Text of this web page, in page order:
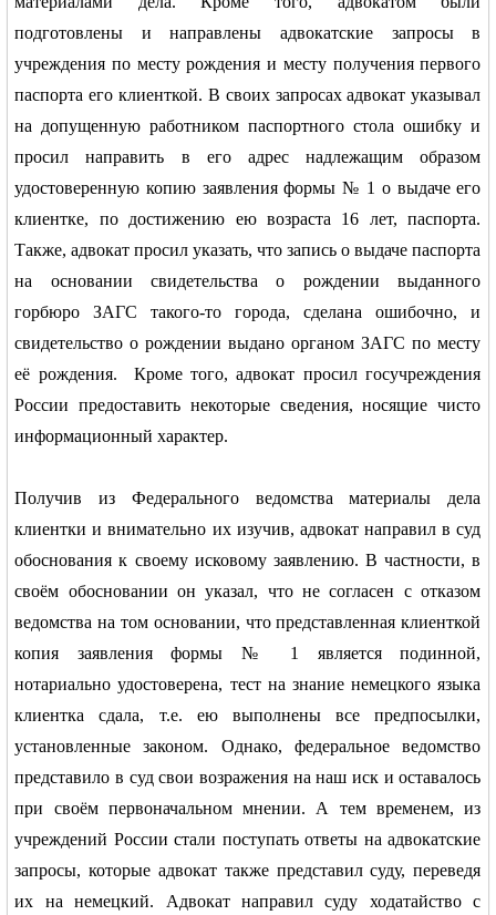
подготовлены и направлены адвокатские запросы в
учреждения по месту рождения и месту получения первого
паспорта его клиенткой. В своих запросах адвокат указывал
на допущенную работником паспортного стола ошибку и
просил направить в его адрес надлежащим образом
удостоверенную копию заявления формы № 1 о выдаче его
клиентке, по достижению ею возраста 16 лет, паспорта.
Также, адвокат просил указать, что запись о выдаче паспорта
на основании свидетельства о рождении выданного
горбюро ЗАГС такого-то города, сделана ошибочно, и
свидетельство о рождении выдано органом ЗАГС по месту
её рождения.
Кроме того, адвокат просил госучреждения
России предоставить некоторые сведения, носящие чисто
информационный характер.
Получив из Федерального ведомства материалы дела
клиентки и внимательно их изучив, адвокат направил в суд
обоснования к своему исковому заявлению. В частности, в
своём обосновании он указал, что не согласен с отказом
ведомства на том основании, что представленная клиенткой
копия заявления формы № 1 является подинной,
нотариально удостоверена, тест на знание немецкого языка
клиентка сдала, т.е. ею выполнены все предпосылки,
установленные законом. Однако, федеральное ведомство
представило в суд свои возражения на наш иск и оставалось
при своём первоначальном мнении. А тем временем, из
учреждений России стали поступать ответы на адвокатские
запросы, которые адвокат также представил суду, переведя
их на немецкий. Адвокат направил суду ходатайство с